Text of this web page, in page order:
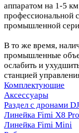
аппаратом на 1-5
профессиональной
промышленной
В то же время,
промышленные
ослабить и
станцией
Комплектующие
Аксессуары
Раздел с дронами
Линейка Fimi X8 Pro
Линейка Fimi Mini